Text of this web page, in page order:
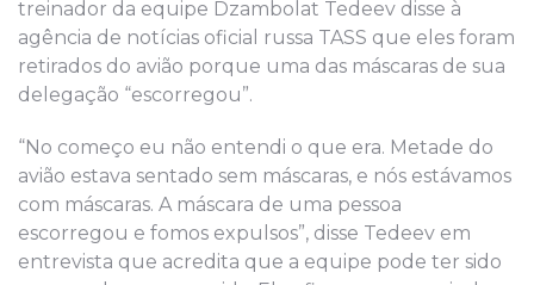
treinador da equipe Dzambolat Tedeev disse à
agência de notícias oficial russa TASS que eles foram
retirados do avião porque uma das máscaras de sua
delegação “escorregou”.
“No começo eu não entendi o que era. Metade do
avião estava sentado sem máscaras, e nós estávamos
com máscaras. A máscara de uma pessoa
escorregou e fomos expulsos”, disse Tedeev em
entrevista que acredita que a equipe pode ter sido